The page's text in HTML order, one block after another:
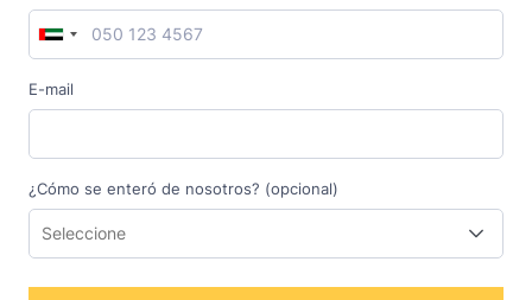
E-mail
¿Cómo se enteró de nosotros? (opcional)